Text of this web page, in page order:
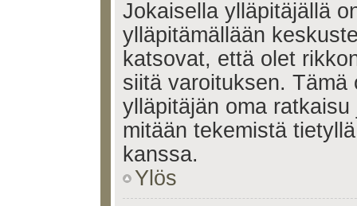
Jokaisella ylläpitäjällä
ylläpitämällään
katsovat, että olet
siitä varoituksen.
ylläpitäjän oma
mitään tekemistä
kanssa.
Ylös